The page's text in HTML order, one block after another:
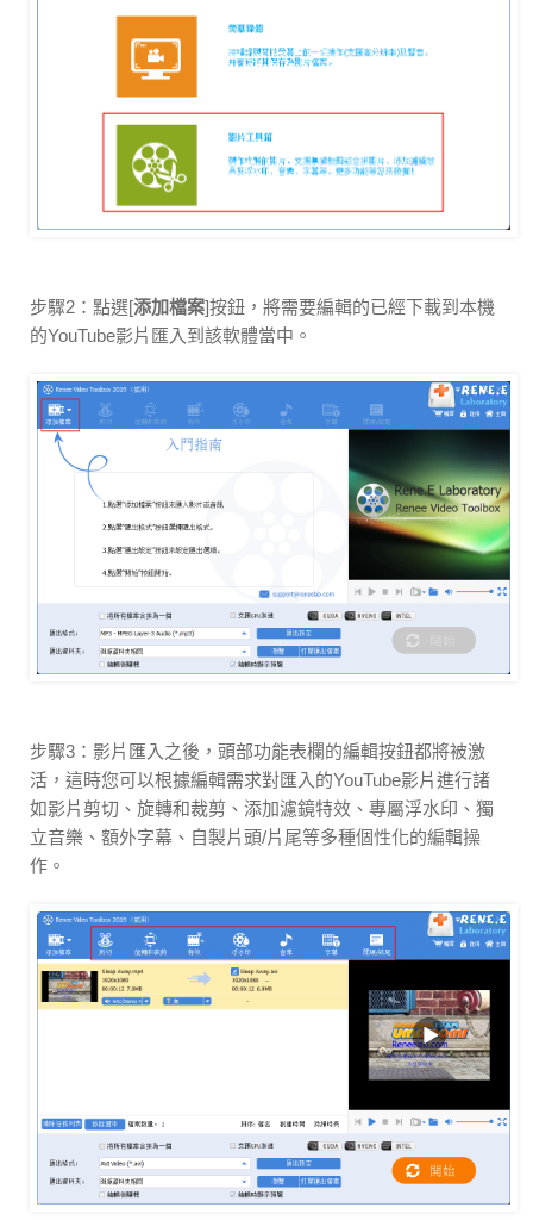
步驟2：點選[添加檔案]按鈕，將需要編輯的已經下載到本機
的YouTube影片匯入到該軟體當中。
步驟3：影片匯入之後，頭部功能表欄的編輯按鈕都將被激
活，這時您可以根據編輯需求對匯入的YouTube影片進行諸
如影片剪切、旋轉和裁剪、添加濾鏡特效、專屬浮水印、獨
立音樂、額外字幕、自製片頭/片尾等多種個性化的編輯操
作。